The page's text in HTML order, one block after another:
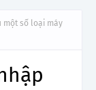
một số loại máy